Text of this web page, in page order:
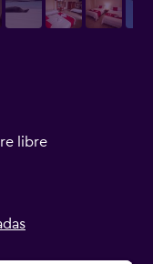
libre